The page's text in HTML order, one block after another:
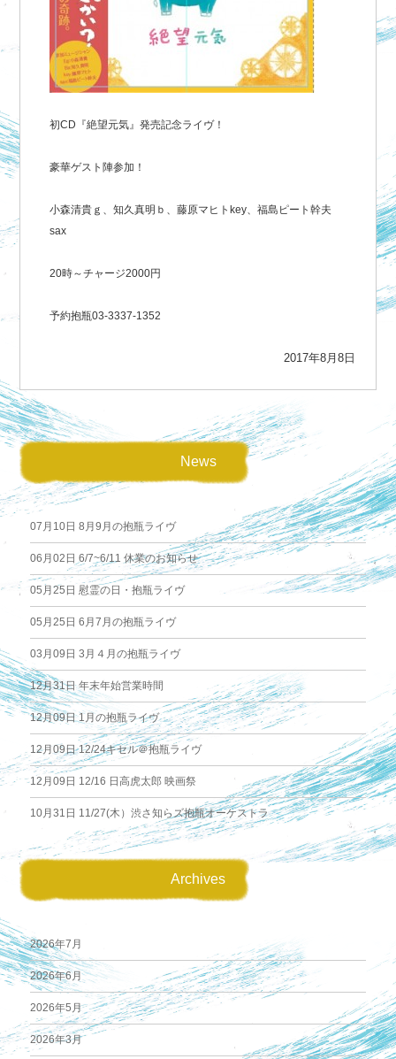
初CD『絶望元気』発売記念ライヴ！
豪華ゲスト陣参加！
小森清貴ｇ、知久真明ｂ、藤原マヒトkey、福島ピート幹夫
sax
20時～チャージ2000円
予約抱瓶03-3337-1352
2017年8月8日
News
07月10日 8月9月の抱瓶ライヴ
06月02日 6/7~6/11 休業のお知らせ
05月25日 慰霊の日・抱瓶ライヴ
05月25日 6月7月の抱瓶ライヴ
03月09日 3月４月の抱瓶ライヴ
12月31日年末年始営業時間
12月09日1月の抱瓶ライヴ
12月09日12/24キセル＠抱瓶ライヴ
12月09日 12/16 日高虎太郎 映画祭
10月31日 11/27(木）渋さ知らズ抱瓶オーケストラ
Archives
2026年7月
2026年6月
2026年5月
2026年3月